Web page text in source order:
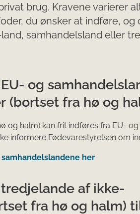
brug. Kravene varierer
du ønsker at indføre, og
samhandelsland eller
og
(bortset fra hø og
og halm) kan frit indføres fra EU- og
informere Fødevarestyrelsen om
her
af ikke-
fra hø og halm)